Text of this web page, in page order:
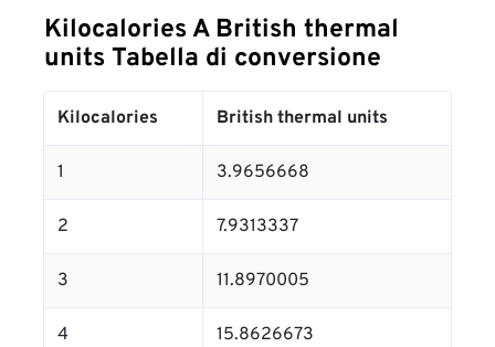
Kilocalories A British thermal
units Tabella di conversione
Kilocalories British thermal units
1 3.9656668
2 7.9313337
3 11.8970005
4 15.8626673